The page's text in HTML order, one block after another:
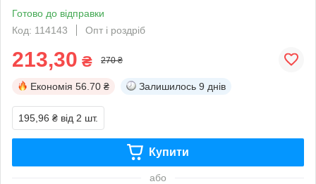
Готово до відправки
Код: 114143
Опт і роздріб
213,30 ₴ 270 ₴
Економія 56.70 ₴ Залишилось 9 днів
195,96 ₴ від 2 шт.
Купити
або